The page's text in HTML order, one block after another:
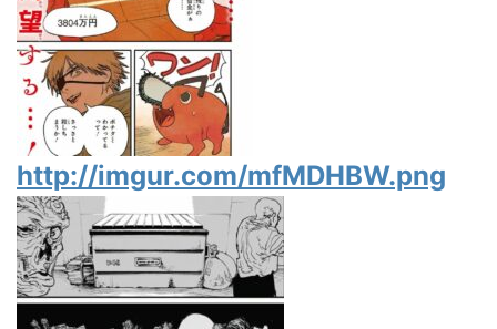
http://imgur.com/mfMDHBW.png